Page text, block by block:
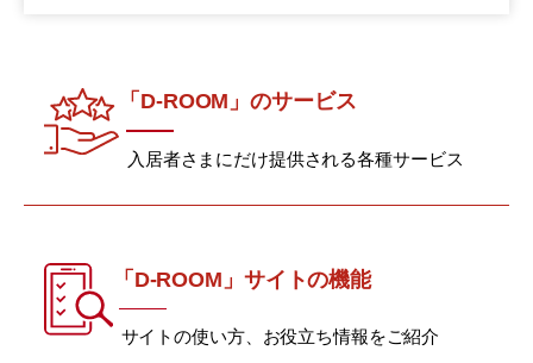
「D-ROOM」のサービス
入居者さまにだけ提供される各種サービス
「D-ROOM」サイトの機能
サイトの使い方、お役立ち情報をご紹介